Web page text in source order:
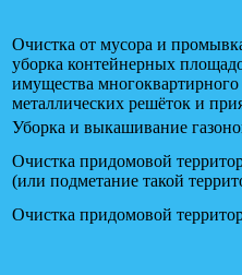
Очистка от мусора и
уборка контейнерных
имущества
металлических решёток и
Уборка и выкашивание
Очистка придомовой
(или подметание такой
Очистка придомовой